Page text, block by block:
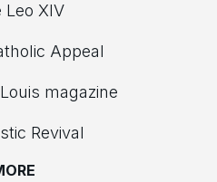
Leo XIV
Appeal
magazine
Revival